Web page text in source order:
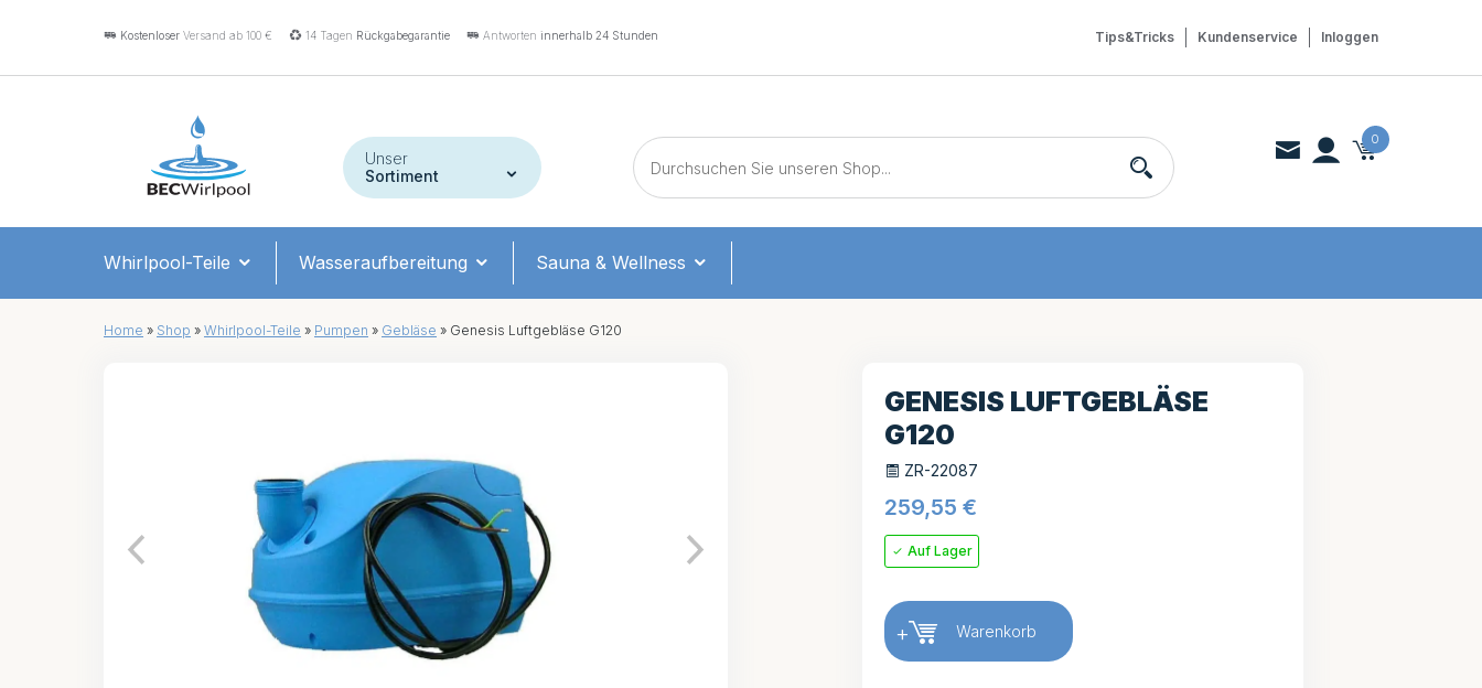
Kostenloser Versand ab 100 € 14 Tagen Rückgabegarantie Antworten innerhalb 24 Stunden Inloggen
Kundenservice
Tips&Tricks
Unser
Sortiment
0
Whirlpool-Teile Wasseraufbereitung Sauna & Wellness
Home » Shop » Whirlpool-Teile » Pumpen » Gebläse » Genesis Luftgebläse G120
GENESIS LUFTGEBLÄSE
G120
ZR-22087
259,55€
Auf Lager
+ Warenkorb